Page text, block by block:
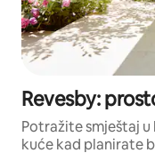
Revesby:
Potražite smještaj
kuće kad planirate